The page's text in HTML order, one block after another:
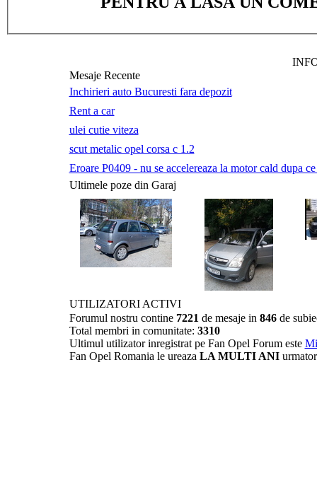
Mesaje Recente
Inchirieri auto Bucuresti fara depozit
Rent a car
ulei cutie viteza
scut metalic opel corsa c 1.2
Eroare P0409 - nu se accelereaza la motor cald dupa
Ultimele poze din Garaj
UTILIZATORI ACTIVI
Forumul nostru contine 7221 de mesaje in 846de
Total membri in comunitate: 3310
Ultimul utilizator inregistrat pe Fan Opel Forum este
Fan Opel Romania le ureaza LA MULTI ANI